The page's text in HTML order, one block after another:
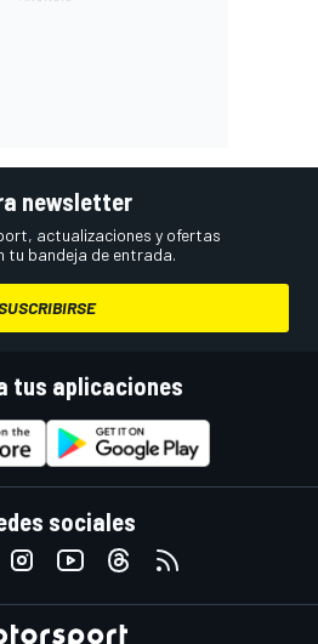
newsletter
actualizaciones y ofertas
tu bandeja de entrada.
tus aplicaciones
sociales